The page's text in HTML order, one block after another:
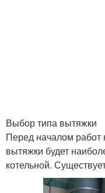
Выбор типа вытяжки
Перед началом работ
вытяжки будет
котельной.